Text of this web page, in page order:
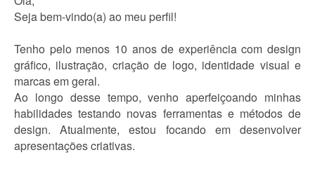
Seja bem-vindo(a) ao meu perfil!
Tenho pelo menos 10 anos de experiência com design
gráfico, ilustração, criação de logo, identidade visual e
marcas em geral.
Ao longo desse tempo, venho aperfeiçoando minhas
habilidades testando novas ferramentas e métodos de
design. Atualmente, estou focando em desenvolver
apresentações criativas.